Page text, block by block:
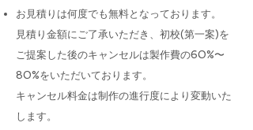
お見積りは何度でも無料となっております。
見積り金額にご了承いただき、初校(第一案)を
ご提案した後のキャンセルは製作費の60%〜
80%をいただいております。
​キャンセル料金は制作の進行度により変動いた
します。